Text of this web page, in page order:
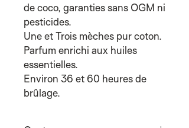
de coco, garanties sans OGM ni
pesticides.
Une et Trois mèches pur coton.
Parfum enrichi aux huiles
essentielles.
Environ 36 et 60 heures de
brûlage.